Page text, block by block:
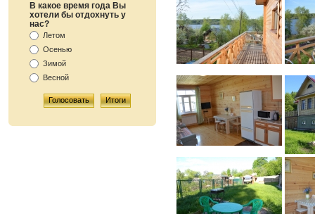
В какое время года Вы
хотели бы отдохнуть у
нас?
Летом
Осенью
Зимой
Весной